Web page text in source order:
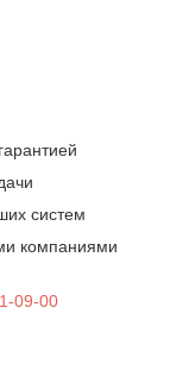
систем
компаниями
09-00